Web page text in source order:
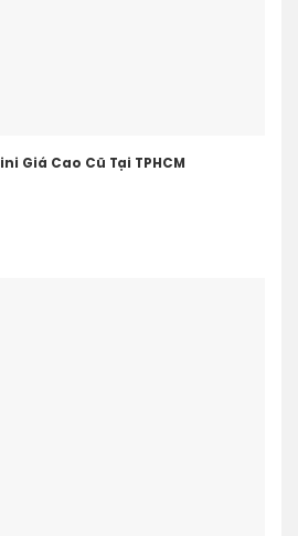
Giá Cao Cũ Tại TPHCM